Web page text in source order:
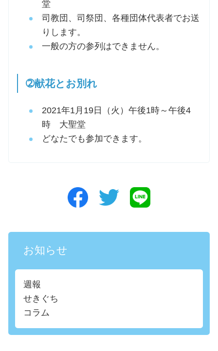
堂
司教団、司祭団、各種団体代表者でお送
りします。
一般の方の参列はできません。
➁献花とお別れ
2021年1月19日（火）午後1時～午後4
時 大聖堂
どなたでも参加できます。
お知らせ
週報
せきぐち
コラム